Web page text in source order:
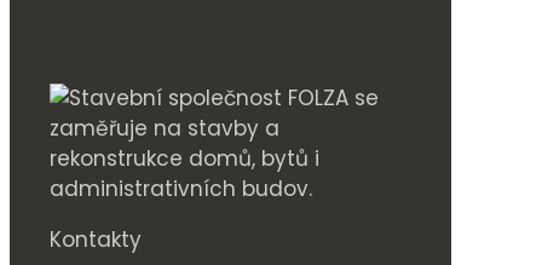
Kontakty